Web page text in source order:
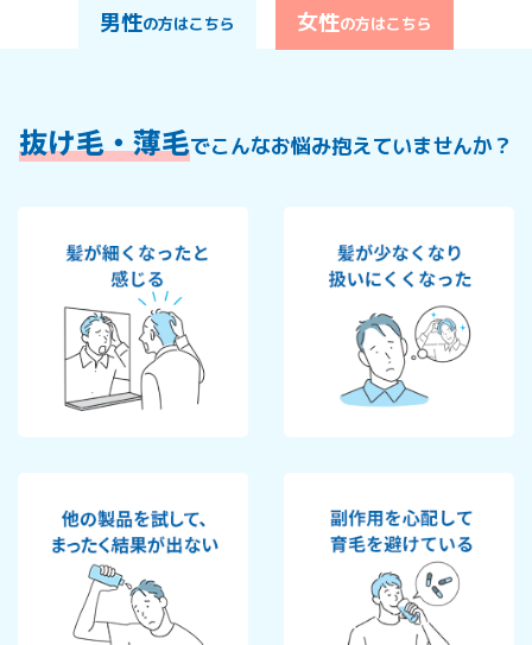
男性の方はこちら 女性の方はこちら
抜け毛・薄毛でこんなお悩み抱えていませんか？